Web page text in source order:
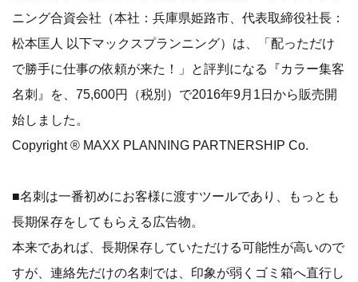
ニング合資会社（本社：兵庫県姫路市、代表取締役社長：
松本匡人 以下マックスプランニング）は、「配っただけ
で勝手に仕事の依頼が来た！」と評判になる『カラー集客
名刺』を、75,600円（税別）で2016年9月1日から販売開
始しました。
Copyright ® MAXX PLANNING PARTNERSHIP Co.
■名刺は一番初めにお客様に渡すツールであり、もっとも
長期保存をしてもらえる広告物。
本来であれば、長期保存していただける可能性が高いので
すが、連絡先だけの名刺では、印象が弱くゴミ箱へ直行し